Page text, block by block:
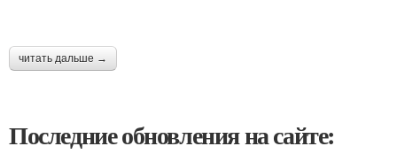
читать дальше →
Последние обновления на сайте: